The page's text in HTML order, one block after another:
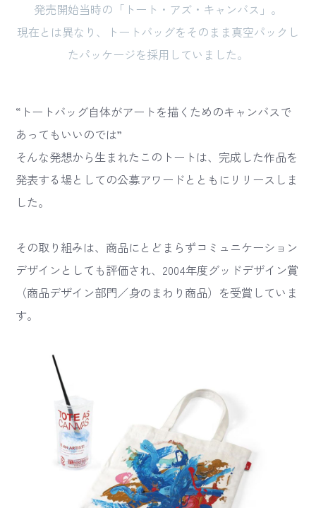
発売開始当時の「トート・アズ・キャンバス」。
現在とは異なり、トートバッグをそのまま真空パックし
たパッケージを採用していました。
“トートバッグ自体がアートを描くためのキャンバスで
あってもいいのでは”
そんな発想から生まれたこのトートは、完成した作品を
発表する場としての公募アワードとともにリリースしま
した。
その取り組みは、商品にとどまらずコミュニケーション
デザインとしても評価され、2004年度グッドデザイン賞
（商品デザイン部門／身のまわり商品）を受賞していま
す。